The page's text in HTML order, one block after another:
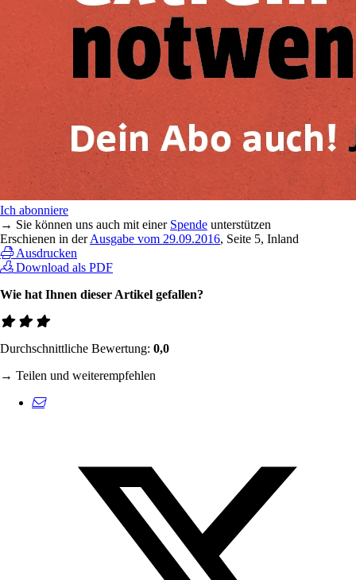
Ich abonniere
→ Sie können uns auch mit einer Spende unterstützen
Erschienen in derAusgabe vom 29.09.2016, Seite 5, Inland
Ausdrucken
Download als PDF
Wie hat Ihnen dieser Artikel gefallen?
Durchschnittliche Bewertung: 0,0
→ Teilen und weiterempfehlen